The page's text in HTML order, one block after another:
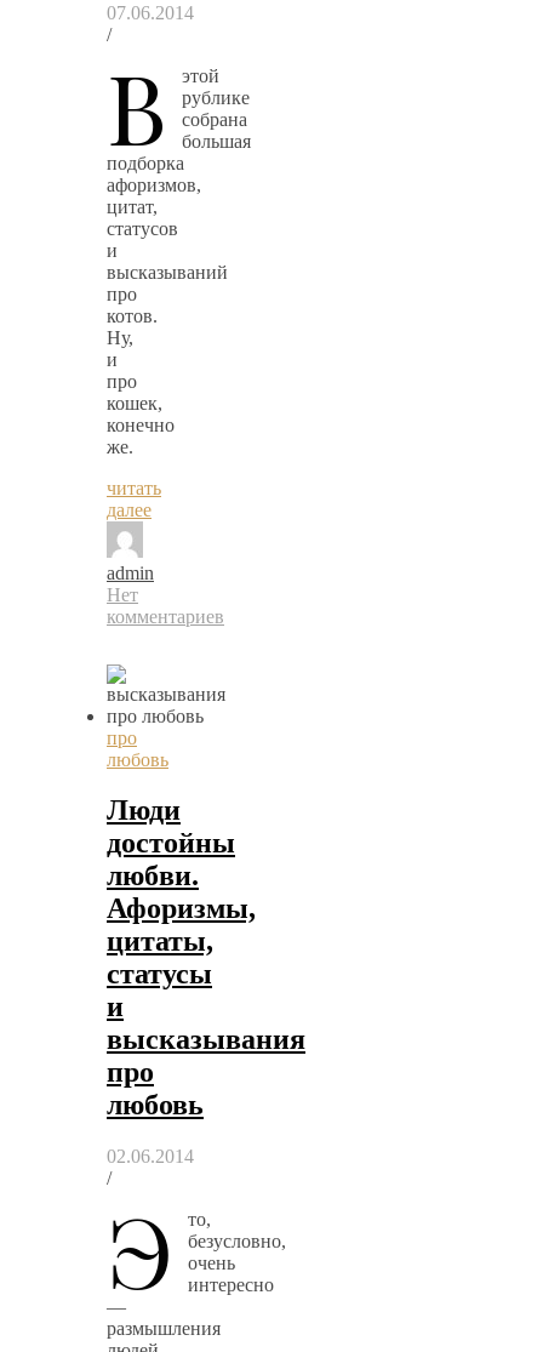
07.06.2014
/
В
этой
рублике
собрана
большая
подборка
афоризмов,
цитат,
статусов
и
высказываний
про
котов.
Ну,
и
про
кошек,
конечно
же.
читать
далее
admin
Нет
комментариев
про
любовь
Люди
достойны
любви.
Афоризмы,
цитаты,
статусы
и
высказывания
про
любовь
02.06.2014
/
Э
то,
безусловно,
очень
интересно
—
размышления